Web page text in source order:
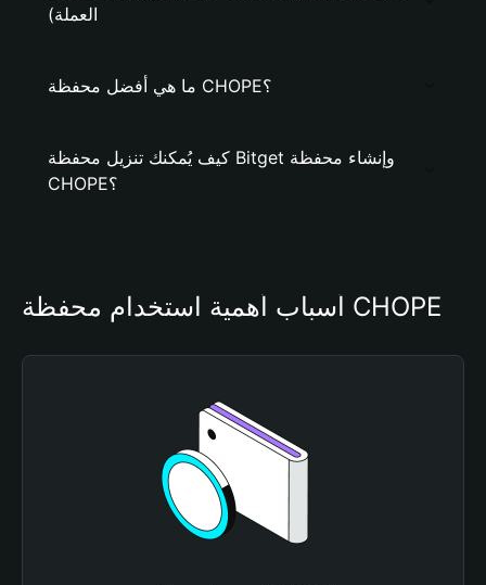
العملة)
ما هي أفضل محفظة CHOPE؟
كيف يُمكنك تنزيل محفظة Bitget وإنشاء محفظة
CHOPE؟
أسباب أهمية استخدام محفظة CHOPE